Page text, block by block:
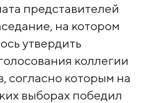
представителей
на котором
утвердить
коллегии
согласно которым на
выборах победил